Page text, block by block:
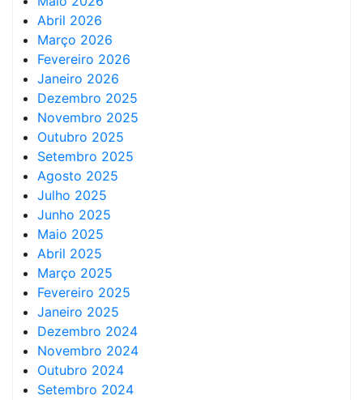
Abril 2026
Março 2026
Fevereiro 2026
Janeiro 2026
Dezembro 2025
Novembro 2025
Outubro 2025
Setembro 2025
Agosto 2025
Julho 2025
Junho 2025
Maio 2025
Abril 2025
Março 2025
Fevereiro 2025
Janeiro 2025
Dezembro 2024
Novembro 2024
Outubro 2024
Setembro 2024